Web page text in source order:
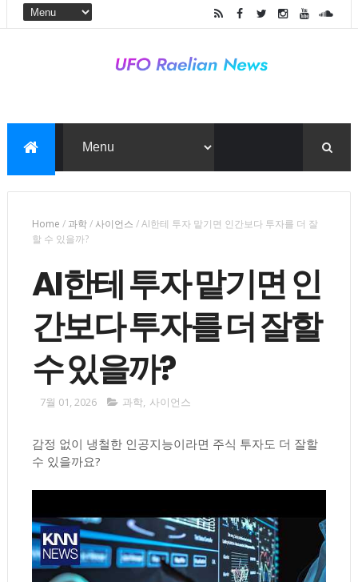
Home / 과학/ 사이언스 /AI한테 투자 맡기면 인간보다 투자를 더 잘
할 수 있을까?
AI한테 투자 맡기면 인
간보다 투자를 더 잘할
수 있을까?
7월 01, 2026 과학, 사이언스
감정 없이 냉철한 인공지능이라면 주식 투자도 더 잘할
수 있을까요?